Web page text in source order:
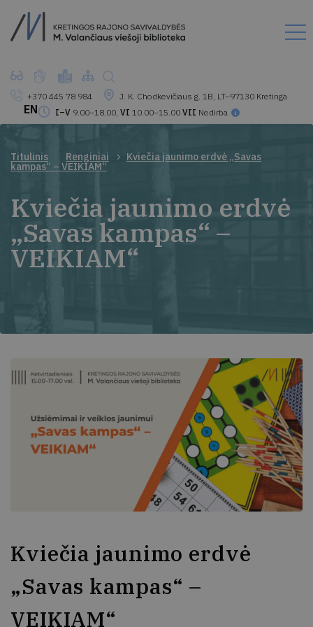
+370 445 78 984
J. K. Chodkevičiaus g. 1B, LT–97130 Kretinga
I–V 9.00–18.00, VI 10.00–15.00 VII Nedirba
EN
Titulinis Renginiai Kviečia jaunimo erdvė „Savas
kampas“ – VEIKIAM“
Kviečia jaunimo erdvė
„Savas kampas“ –
VEIKIAM“
Kviečia jaunimo erdvė
„Savas kampas“ –
VEIKIAM“